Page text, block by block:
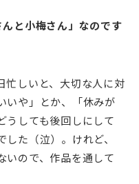
と小梅さん」なのです
忙しいと、大切な人に対
いや」とか、「休みが
うしても後回しにして
た（泣）。けれど、
いので、作品を通して